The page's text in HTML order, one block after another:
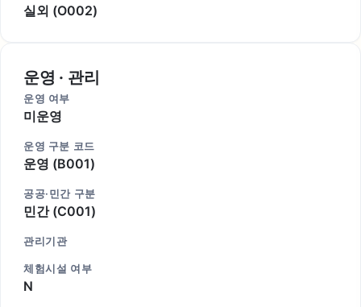
실외 (O002)
운영 · 관리
운영 여부
미운영
운영 구분 코드
운영 (B001)
공공·민간 구분
민간 (C001)
관리기관
체험시설 여부
N